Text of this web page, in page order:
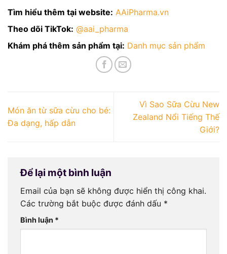
Tìm hiểu thêm tại website: AAiPharma.vn
Theo dõi TikTok: @aai_pharma
Khám phá thêm sản phẩm tại: Danh mục sản phẩm
Món ăn từ sữa cừu cho bé:
Đa dạng, hấp dẫn
Vì Sao Sữa Cừu New
Zealand Nổi Tiếng Thế
Giới?
Để lại một bình luận
Email của bạn sẽ không được hiển thị công khai.
Các trường bắt buộc được đánh dấu *
Bình luận *